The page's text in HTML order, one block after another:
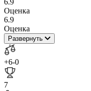
Оценка
6.9
Оценка
Развернуть
+6-0
7